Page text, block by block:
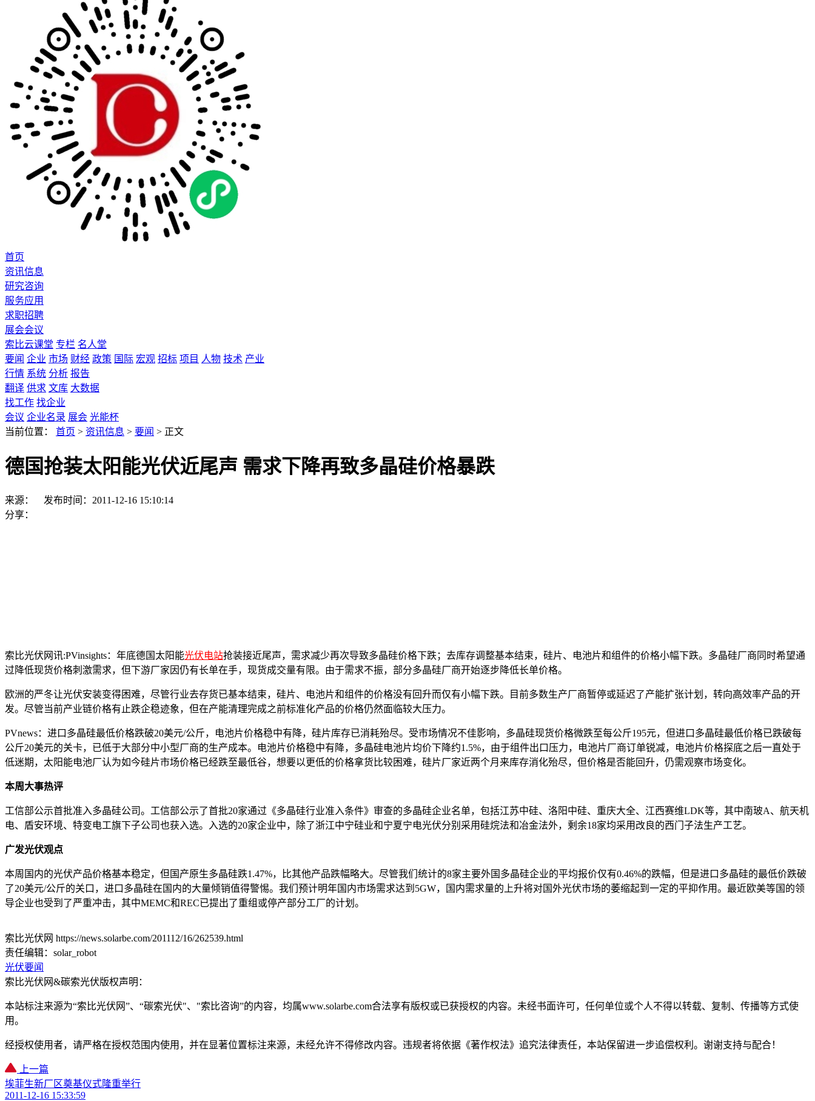
首页
资讯信息
研究咨询
服务应用
求职招聘
展会会议
索比云课堂 专栏 名人堂
要闻 企业 市场 财经 政策 国际 宏观 招标 项目 人物 技术 产业
行情 系统 分析 报告
翻译 供求 文库 大数据
找工作 找企业
会议 企业名录 展会 光能杯
当前位置：
首页 > 资讯信息 > 要闻 > 正文
德国抢装太阳能光伏近尾声 需求下降再致多晶硅价格暴跌
来源：
发布时间：2011-12-16 15:10:14
分享：
索比光伏网讯:PVinsights：年底德国太阳能光伏电站抢装接近尾声，需求减少再次导致多晶硅价格下跌；去库存调整基本结束，硅片、电池片和组件的价格小幅下跌。多晶硅厂商同时希望通
过降低现货价格刺激需求，但下游厂家因仍有长单在手，现货成交量有限。由于需求不振，部分多晶硅厂商开始逐步降低长单价格。
欧洲的严冬让光伏安装变得困难，尽管行业去存货已基本结束，硅片、电池片和组件的价格没有回升而仅有小幅下跌。目前多数生产厂商暂停或延迟了产能扩张计划，转向高效率产品的开
发。尽管当前产业链价格有止跌企稳迹象，但在产能清理完成之前标准化产品的价格仍然面临较大压力。
PVnews：进口多晶硅最低价格跌破20美元/公斤，电池片价格稳中有降，硅片库存已消耗殆尽。受市场情况不佳影响，多晶硅现货价格微跌至每公斤195元，但进口多晶硅最低价格已跌破每
公斤20美元的关卡，已低于大部分中小型厂商的生产成本。电池片价格稳中有降，多晶硅电池片均价下降约1.5%，由于组件出口压力，电池片厂商订单锐减，电池片价格探底之后一直处于
低迷期，太阳能电池厂认为如今硅片市场价格已经跌至最低谷，想要以更低的价格拿货比较困难，硅片厂家近两个月来库存消化殆尽，但价格是否能回升，仍需观察市场变化。
本周大事热评
工信部公示首批准入多晶硅公司。工信部公示了首批20家通过《多晶硅行业准入条件》审查的多晶硅企业名单，包括江苏中硅、洛阳中硅、重庆大全、江西赛维LDK等，其中南玻A、航天机
电、盾安环境、特变电工旗下子公司也获入选。入选的20家企业中，除了浙江中宁硅业和宁夏宁电光伏分别采用硅烷法和冶金法外，剩余18家均采用改良的西门子法生产工艺。
广发光伏观点
本周国内的光伏产品价格基本稳定，但国产原生多晶硅跌1.47%，比其他产品跌幅略大。尽管我们统计的8家主要外国多晶硅企业的平均报价仅有0.46%的跌幅，但是进口多晶硅的最低价跌破
了20美元/公斤的关口，进口多晶硅在国内的大量倾销值得警惕。我们预计明年国内市场需求达到5GW，国内需求量的上升将对国外光伏市场的萎缩起到一定的平抑作用。最近欧美等国的领
导企业也受到了严重冲击，其中MEMC和REC已提出了重组或停产部分工厂的计划。
索比光伏网 https://news.solarbe.com/201112/16/262539.html
责任编辑：solar_robot
光伏要闻
索比光伏网&碳索光伏版权声明：
本站标注来源为“索比光伏网”、“碳索光伏"、"索比咨询”的内容，均属www.solarbe.com合法享有版权或已获授权的内容。未经书面许可，任何单位或个人不得以转载、复制、传播等方式使
用。
经授权使用者，请严格在授权范围内使用，并在显著位置标注来源，未经允许不得修改内容。违规者将依据《著作权法》追究法律责任，本站保留进一步追偿权利。谢谢支持与配合！
上一篇
埃菲生新厂区奠基仪式隆重举行
2011-12-16 15:33:59